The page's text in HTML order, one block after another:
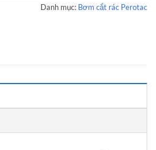
Danh mục: Bơm cắt rác Perotac